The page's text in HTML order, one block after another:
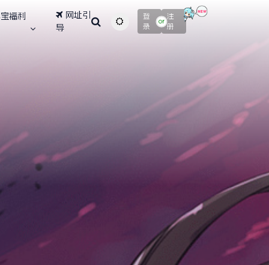
福利
网址引
导
主题颜色切换
登
录
or
注
册